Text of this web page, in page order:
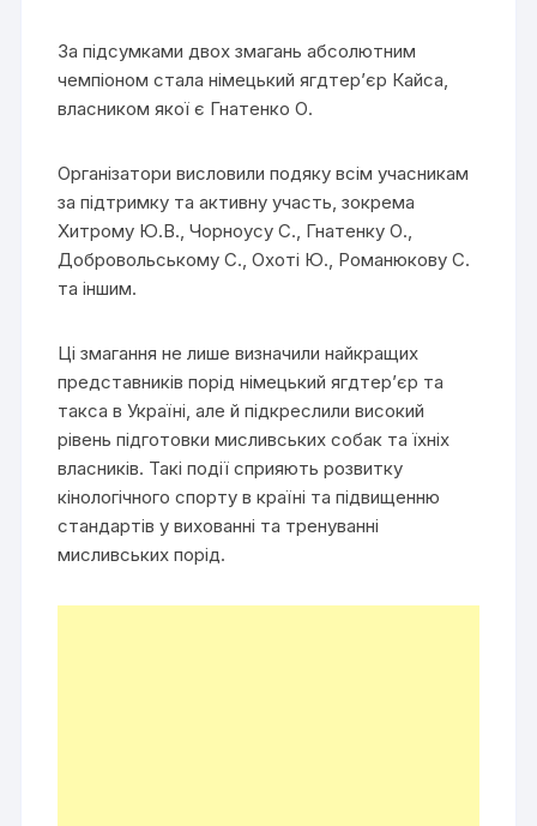
За підсумками двох змагань абсолютним
чемпіоном стала німецький ягдтер’єр Кайса,
власником якої є Гнатенко О.
Організатори висловили подяку всім учасникам
за підтримку та активну участь, зокрема
Хитрому Ю.В., Чорноусу С., Гнатенку О.,
Добровольському С., Охоті Ю., Романюкову С.
та іншим.
Ці змагання не лише визначили найкращих
представників порід німецький ягдтер’єр та
такса в Україні, але й підкреслили високий
рівень підготовки мисливських собак та їхніх
власників. Такі події сприяють розвитку
кінологічного спорту в країні та підвищенню
стандартів у вихованні та тренуванні
мисливських порід.